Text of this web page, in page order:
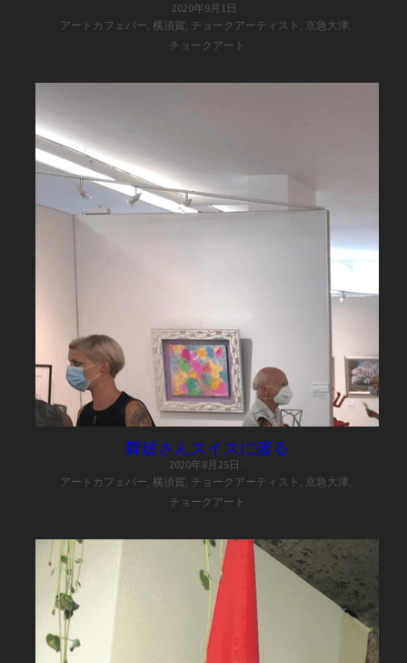
2020年9月1日 ·
アートカフェバー, 横須賀, チョークアーティスト, 京急大津,
チョークアート
舞妓さんスイスに渡る
2020年8月25日 ·
アートカフェバー, 横須賀, チョークアーティスト, 京急大津,
チョークアート